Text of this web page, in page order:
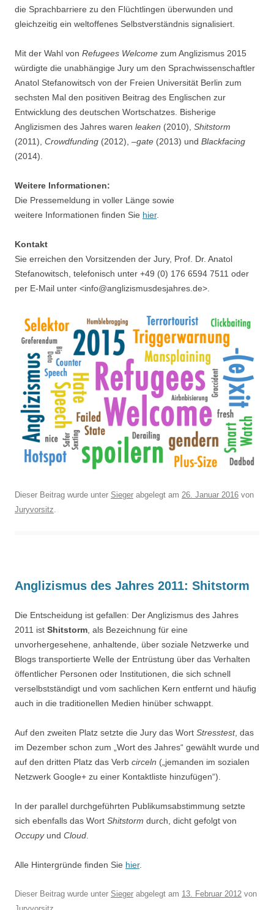
die Sprachbarriere zu den Flüchtlingen überwunden und
gleichzeitig ein weltoffenes Selbstverständnis signalisiert.
Mit der Wahl von Refugees Welcome zum Anglizismus 2015
würdigte die unabhängige Jury um den Sprachwissenschaftler
Anatol Stefanowitsch von der Freien Universität Berlin zum
sechsten Mal den positiven Beitrag des Englischen zur
Entwicklung des deutschen Wortschatzes. Bisherige
Anglizismen des Jahres waren leaken (2010), Shitstorm
(2011), Crowdfunding (2012), –gate (2013) und Blackfacing
(2014).
Weitere Informationen:
Die Pressemeldung in voller Länge sowie
weitere Informationen finden Sie hier.
Kontakt
Sie erreichen den Vorsitzenden der Jury, Prof. Dr. Anatol
Stefanowitsch, telefonisch unter +49 (0) 176 6594 7511 oder
per E-Mail unter <info@anglizismusdesjahres.de>.
Dieser Beitrag wurde unter Sieger abgelegt am 26. Januar 2016 von
Juryvorsitz.
Anglizismus des Jahres 2011: Shitstorm
Die Entscheidung ist gefallen: Der Anglizismus des Jahres
2011 ist Shitstorm, als Bezeichnung für eine
unvorhergesehene, anhaltende, über soziale Netzwerke und
Blogs transportierte Welle der Entrüstung über das Verhalten
öffentlicher Personen oder Institutionen, die sich schnell
verselbstständigt und vom sachlichen Kern entfernt und häufig
auch in die traditionellen Medien hinüber schwappt.
Auf den zweiten Platz setzte die Jury das Wort Stresstest, das
im Dezember schon zum „Wort des Jahres“ gewählt wurde und
auf den dritten Platz das Verb circeln („jemanden im sozialen
Netzwerk Google+ zu einer Kontaktliste hinzufügen“).
In der parallel durchgeführten Publikumsabstimmung setzte
sich ebenfalls das Wort Shitstorm durch, dicht gefolgt von
Occupyund Cloud.
Alle Hintergründe finden Sie hier.
Dieser Beitrag wurde unter Sieger abgelegt am 13. Februar 2012 von